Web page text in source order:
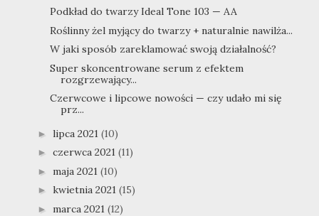
Podkład do twarzy Ideal Tone 103 — AA
Roślinny żel myjący do twarzy + naturalnie nawilża...
W jaki sposób zareklamować swoją działalność?
Super skoncentrowane serum z efektem
rozgrzewający...
Czerwcowe i lipcowe nowości — czy udało mi się
prz...
► lipca 2021 (10)
► czerwca 2021 (11)
► maja 2021 (10)
► kwietnia 2021 (15)
► marca 2021 (12)